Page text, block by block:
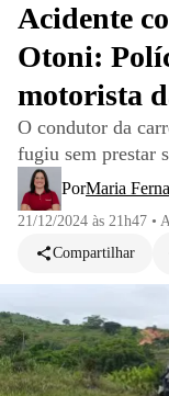
Acidente
Otoni:
motorista
O condutor da
fugiu sem prestar
PorMaria
21/12/2024 às 21h47 •
Compartilhar